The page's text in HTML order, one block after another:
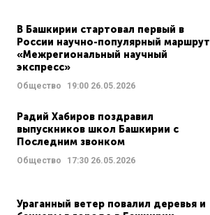
В Башкирии стартовал первый в
России научно-популярный маршрут
«Межрегиональный научный
экспресс»
Общество 19:00 26.05.2026
Радий Хабиров поздравил
выпускников школ Башкирии с
Последним звонком
Общество 17:30 26.05.2026
Ураганный ветер повалил деревья и